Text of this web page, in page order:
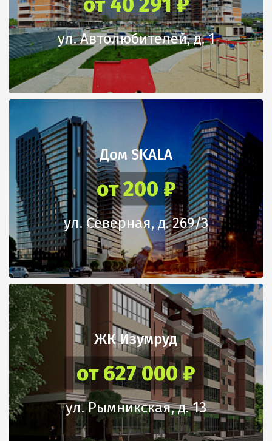
ул. Автолюбителей, д. 1
Дом SKALA
от 200 ₽
ул. Северная, д. 269/3
ЖК Изумруд
от 627 000 ₽
ул. Рымникская, д. 13